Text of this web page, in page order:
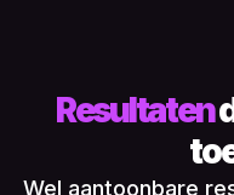
Resultaten
Wel aantoonbare